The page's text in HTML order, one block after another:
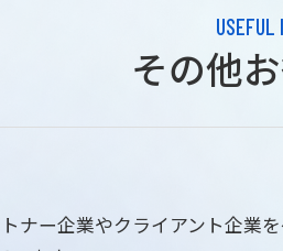
USEFUL
その他
ナー企業やクライアント企業